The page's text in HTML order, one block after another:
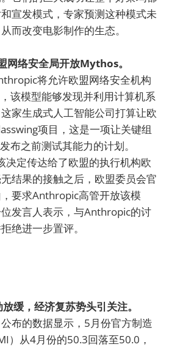
宣发模式，专家预测这种模式未
而改变电影制作的生态。
络安全局开放Mythos。
将允许欧盟网络安全机构
该模型能够发现并利用计算机系
家生成式人工智能公司打算让欧
项目，这是一项让关键组
布之前测试其能力的计划。
定传达给了欧盟的执行机构欧
结果的接触之后，欧盟委员会官
要求Anthropic高管开放该模
发言人表示，与Anthropic的讨
绝进一步置评。
缓，经济复苏势头引关注。
布的数据显示，5月份官方制造
）从4月份的50.3回落至50.0，